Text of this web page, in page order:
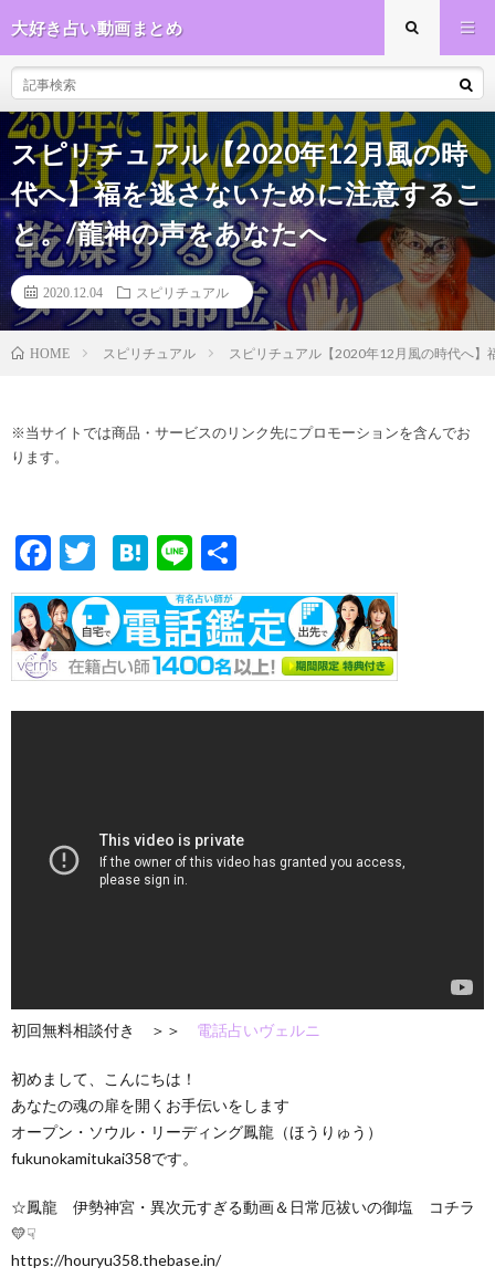
大好き占い動画まとめ
スピリチュアル【2020年12月風の時
代へ】福を逃さないために注意するこ
と。/龍神の声をあなたへ
2020.12.04 スピリチュアル
HOME スピリチュアル スピリチュアル【2020年12月風の時代へ
※当サイトでは商品・サービスのリンク先にプロモーションを含んでお
ります。
F
ac
e
b
o
T
w
itt
er
H
at
e
n
a
Li
n
e
有
初回無料相談付き ＞＞ 電話占いヴェルニ
初めまして、こんにちは！
あなたの魂の扉を開くお手伝いをします
オープン・ソウル・リーディング鳳龍（ほうりゅう）
fukunokamitukai358です。
☆鳳龍 伊勢神宮・異次元すぎる動画＆日常厄祓いの御塩 コチラ
💛☟
https://houryu358.thebase.in/